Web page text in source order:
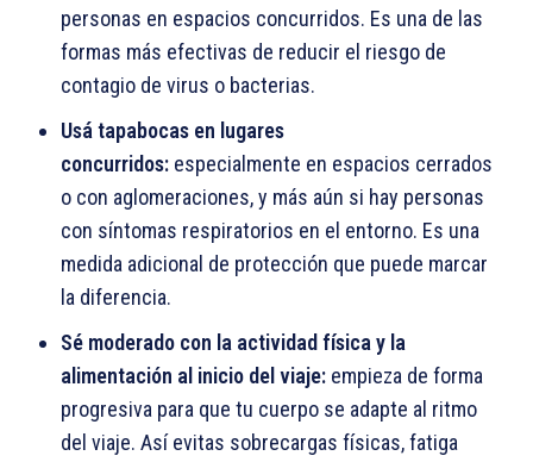
personas en espacios concurridos. Es una de las
formas más efectivas de reducir el riesgo de
contagio de virus o bacterias.
Usá tapabocas en lugares
concurridos: especialmente en espacios cerrados
o con aglomeraciones, y más aún si hay personas
con síntomas respiratorios en el entorno. Es una
medida adicional de protección que puede marcar
la diferencia.
Sé moderado con la actividad física y la
alimentación al inicio del viaje: empieza de forma
progresiva para que tu cuerpo se adapte al ritmo
del viaje. Así evitas sobrecargas físicas, fatiga